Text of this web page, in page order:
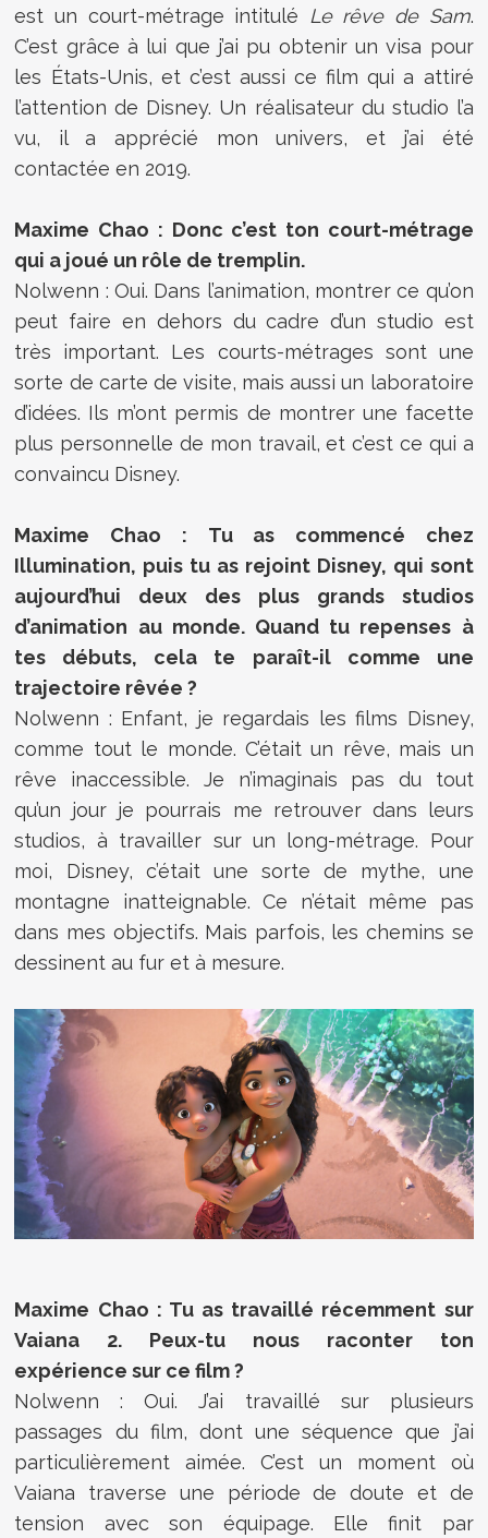
est un court-métrage intitulé Le rêve de Sam.
C’est grâce à lui que j’ai pu obtenir un visa pour
les États-Unis, et c’est aussi ce film qui a attiré
l’attention de Disney. Un réalisateur du studio l’a
vu, il a apprécié mon univers, et j’ai été
contactée en 2019.
Maxime Chao : Donc c’est ton court-métrage
qui a joué un rôle de tremplin.
Nolwenn : Oui. Dans l’animation, montrer ce qu’on
peut faire en dehors du cadre d’un studio est
très important. Les courts-métrages sont une
sorte de carte de visite, mais aussi un laboratoire
d’idées. Ils m’ont permis de montrer une facette
plus personnelle de mon travail, et c’est ce qui a
convaincu Disney.
Maxime Chao : Tu as commencé chez
Illumination, puis tu as rejoint Disney, qui sont
aujourd’hui deux des plus grands studios
d’animation au monde. Quand tu repenses à
tes débuts, cela te paraît-il comme une
trajectoire rêvée ?
Nolwenn : Enfant, je regardais les films Disney,
comme tout le monde. C’était un rêve, mais un
rêve inaccessible. Je n’imaginais pas du tout
qu’un jour je pourrais me retrouver dans leurs
studios, à travailler sur un long-métrage. Pour
moi, Disney, c’était une sorte de mythe, une
montagne inatteignable. Ce n’était même pas
dans mes objectifs. Mais parfois, les chemins se
dessinent au fur et à mesure.
Maxime Chao : Tu as travaillé récemment sur
Vaiana 2. Peux-tu nous raconter ton
expérience sur ce film ?
Nolwenn : Oui. J’ai travaillé sur plusieurs
passages du film, dont une séquence que j’ai
particulièrement aimée. C’est un moment où
Vaiana traverse une période de doute et de
tension avec son équipage. Elle finit par